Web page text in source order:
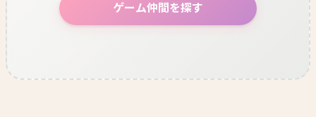
ゲーム仲間を探す